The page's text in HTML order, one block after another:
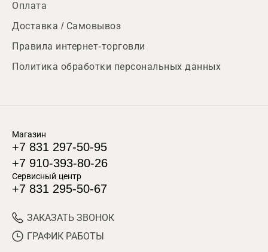
Оплата
Доставка / Самовывоз
Правила интернет-торговли
Политика обработки персональных данных
Магазин
+7 831 297-50-95
+7 910-393-80-26
Сервисный центр
+7 831 295-50-67
ЗАКАЗАТЬ ЗВОНОК
ГРАФИК РАБОТЫ